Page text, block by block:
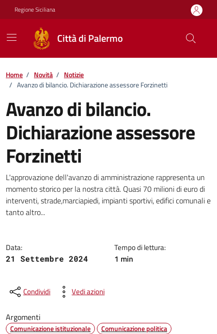
Vai ai contenuti
Vai al footer
Regione Siciliana
Città di Palermo
Home / Novità / Notizie
/ Avanzo di bilancio. Dichiarazione assessore Forzinetti
Avanzo di bilancio.
Dichiarazione assessore
Forzinetti
Dettagli della notizia
L'approvazione dell'avanzo di amministrazione rappresenta un
momento storico per la nostra città. Quasi 70 milioni di euro di
interventi, strade,marciapiedi, impianti sportivi, edifici comunali e
tanto altro...
Data:
21 Settembre 2024
Tempo di lettura:
1 min
Condividi Vedi azioni
Argomenti
Comunicazione istituzionale Comunicazione politica